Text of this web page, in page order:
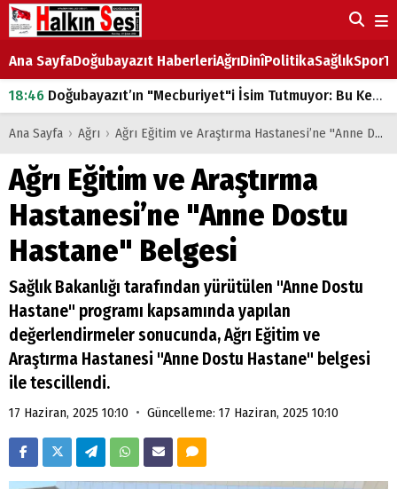
Ana SayfaDoğubayazıt HaberleriAğrıDinîPolitikaSağlıkSpor
18:46 Doğubayazıt’ın "Mecburiyet"i İsim Tutmuyor: Bu Kez de Mem u Zîn Oldu!
07:53Doğubayazıt’ta Ekmek Fiyatlarına Zam
07:16 Doğubayazıt'ta çocukların sırtındaki ağır yük
07:00 DEVLET ve HÜKÜMET
18:29ÇARŞI CADDESİ YAZ BOZ TAHTASI
Ana Sayfa › Ağrı › Ağrı Eğitim ve Araştırma Hastanesi’ne "Anne Dostu Hastane" Belgesi
Ağrı Eğitim ve Araştırma
Hastanesi’ne "Anne Dostu
Hastane" Belgesi
Sağlık Bakanlığı tarafından yürütülen "Anne Dostu
Hastane" programı kapsamında yapılan
değerlendirmeler sonucunda, Ağrı Eğitim ve
Araştırma Hastanesi "Anne Dostu Hastane" belgesi
ile tescillendi.
17 Haziran, 2025 10:10 • Güncelleme: 17 Haziran, 2025 10:10